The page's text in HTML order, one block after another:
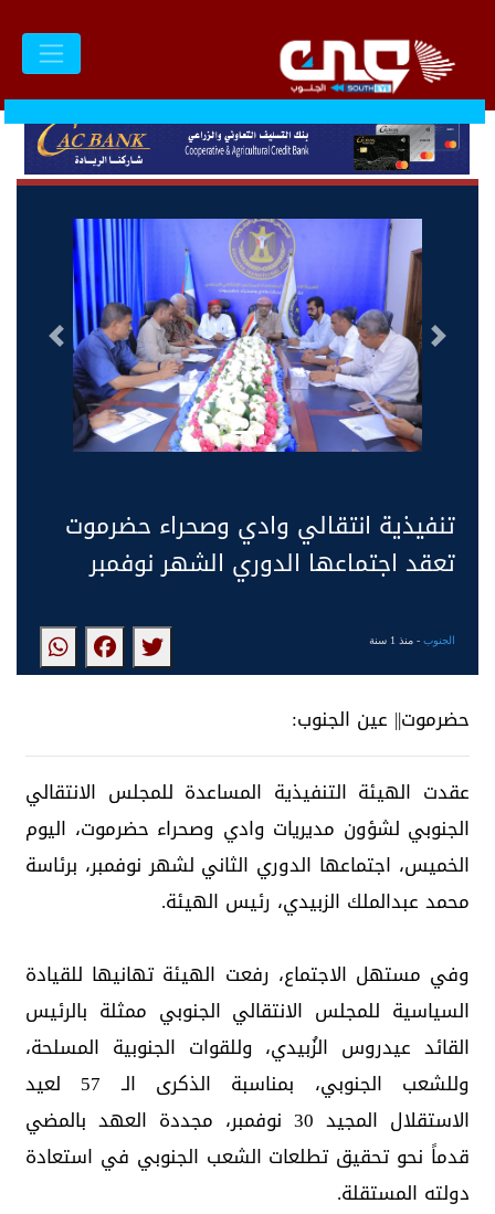
التالى السابق
تنفيذية انتقالي وادي وصحراء حضرموت
تعقد اجتماعها الدوري الشهر نوفمبر
الجنوب- منذ 1 سنة
حضرموت|| عين الجنوب:
عقدت الهيئة التنفيذية المساعدة للمجلس الانتقالي
الجنوبي لشؤون مديريات وادي وصحراء حضرموت، اليوم
الخميس، اجتماعها الدوري الثاني لشهر نوفمبر، برئاسة
محمد عبدالملك الزبيدي، رئيس الهيئة.
وفي مستهل الاجتماع، رفعت الهيئة تهانيها للقيادة
السياسية للمجلس الانتقالي الجنوبي ممثلة بالرئيس
القائد عيدروس الزُبيدي، وللقوات الجنوبية المسلحة،
وللشعب الجنوبي، بمناسبة الذكرى الـ 57 لعيد
الاستقلال المجيد 30 نوفمبر، مجددة العهد بالمضي
قدماً نحو تحقيق تطلعات الشعب الجنوبي في استعادة
دولته المستقلة.